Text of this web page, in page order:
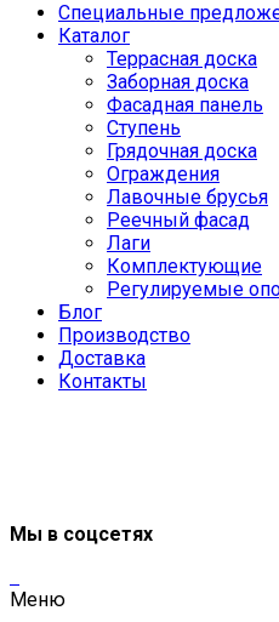
Специальные
Каталог
Террасная доска
Заборная доска
Фасадная панель
Ступень
Грядочная доска
Ограждения
Лавочные брусья
Реечный фасад
Лаги
Комплектующие
Регулируемые
Блог
Производство
Доставка
Контакты
Мы в соцсетях
Меню